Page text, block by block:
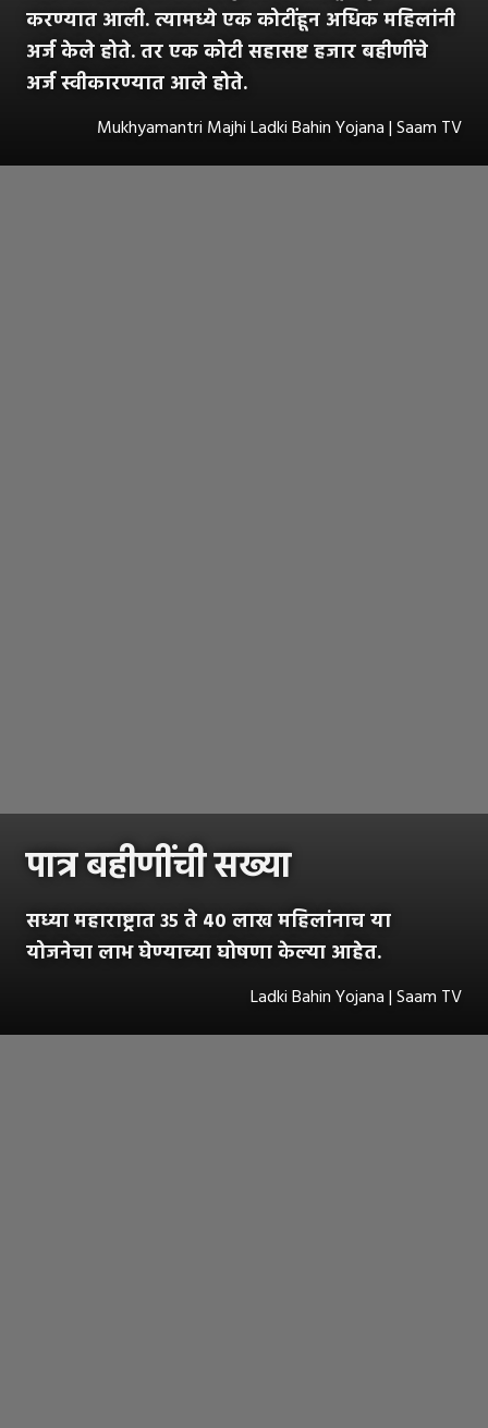
करण्यात आली. त्यामध्ये एक कोटींहून अधिक महिलांनी
अर्ज केले होते. तर एक कोटी सहासष्ट हजार बहीणींचे
अर्ज स्वीकारण्यात आले होते.
Mukhyamantri Majhi Ladki Bahin Yojana | Saam TV
पात्र बहीणींची सख्या
सध्या महाराष्ट्रात ३५ ते ४० लाख महिलांनाच या
योजनेचा लाभ घेण्याच्या घोषणा केल्या आहेत.
Ladki Bahin Yojana | Saam TV